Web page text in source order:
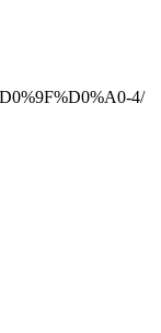
4/